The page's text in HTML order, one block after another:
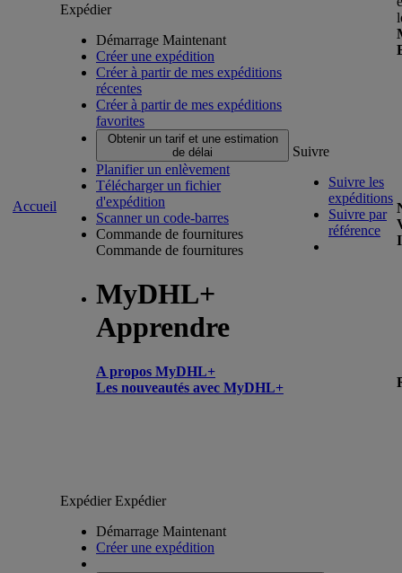
Accueil
Expédier
Démarrage Maintenant
Créer une expédition
Créer à partir de mes expéditions
récentes
Créer à partir de mes expéditions
favorites
Obtenir un tarif et une estimation
de délai
Planifier un enlèvement
Télécharger un fichier
d'expédition
Scanner un code-barres
Commande de fournitures
Commande de fournitures
MyDHL+
Apprendre
A propos MyDHL+
Les nouveautés avec MyDHL+
Suivre
Suivre les
expéditions
Suivre par
référence
ExpédierExpédier
Démarrage Maintenant
Créer une expédition